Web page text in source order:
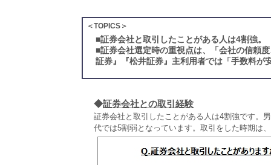
＜TOPICS＞
■証券会社と取引したことがある人は4割強。
■証券会社選定時の重視点は、「会社の信頼
証券』『松井証券』主利用者では「手数料が
◆証券会社との取引経験
証券会社と取引したことがある人は4割強です。
代では5割弱となっています。取引をした時期は